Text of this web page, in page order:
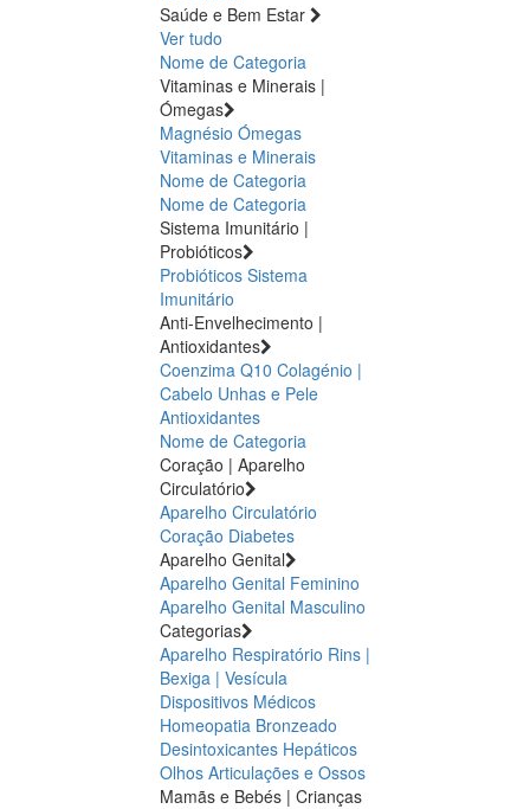
Saúde e Bem Estar
Ver tudo
Nome de Categoria
Vitaminas e Minerais |
Ómegas
Magnésio Ómegas
Vitaminas e Minerais
Nome de Categoria
Nome de Categoria
Sistema Imunitário |
Probióticos
Probióticos Sistema
Imunitário
Anti-Envelhecimento |
Antioxidantes
Coenzima Q10 Colagénio |
Cabelo Unhas e Pele
Antioxidantes
Nome de Categoria
Coração | Aparelho
Circulatório
Aparelho Circulatório
Coração Diabetes
Aparelho Genital
Aparelho Genital Feminino
Aparelho Genital Masculino
Categorias
Aparelho Respiratório Rins |
Bexiga | Vesícula
Dispositivos Médicos
Homeopatia Bronzeado
Desintoxicantes Hepáticos
Olhos Articulações e Ossos
Mamãs e Bebés | Crianças